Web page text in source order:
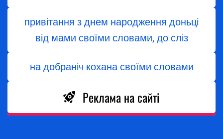
привітання з днем народження доньці
від мами своїми словами, до сліз
на добраніч кохана своїми словами
Реклама на сайті